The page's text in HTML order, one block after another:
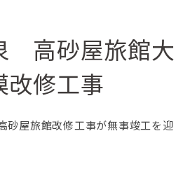
高砂屋旅館大
改修工事
屋旅館改修工事が無事竣工を迎